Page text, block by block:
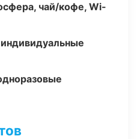
чай/кофе, Wi-